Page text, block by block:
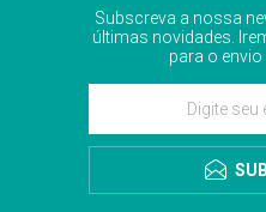
Subscreva a nossa
últimas novidades.
para o envio